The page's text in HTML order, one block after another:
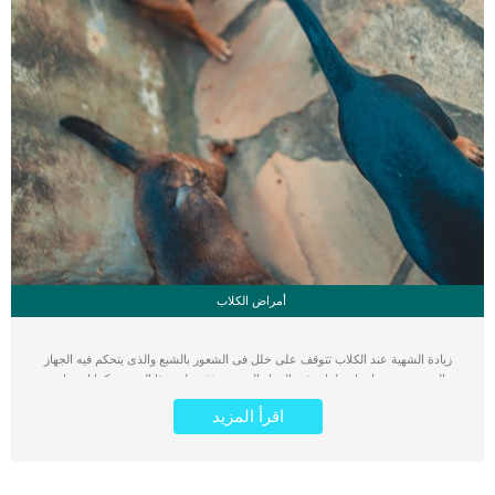
أمراض الكلاب
زيادة الشهية عند الكلاب تتوقف على خلل فى الشعور بالشبع والذى يتحكم فيه الجهاز
العصبى ويعتبر اى اضطراب فى الجهاز العصبى يؤثر على هذا الشعور. كما ان زيادة
الشهية عند الكلاب يمكن أن تكون ناتجة عن امراض اخرى تسبب تغيرات الشهية بالزيادة
أو النقصان كثيرة وشائعة عند الكلاب. أعراض تدل على ان كلبك يعانى من زيادة
الشهية تغيرات فى الوزن سواء بالزيادة او النقصان العطش الشديد كثرة التبول الجوع
اقرأ المزيد